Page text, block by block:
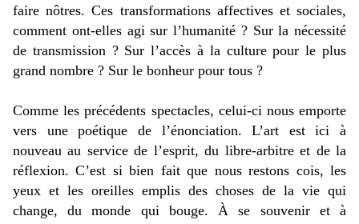
faire nôtres. Ces transformations affectives et sociales,
comment ont-elles agi sur l’humanité ? Sur la nécessité
de transmission ? Sur l’accès à la culture pour le plus
grand nombre ? Sur le bonheur pour tous ?
Comme les précédents spectacles, celui-ci nous emporte
vers une poétique de l’énonciation. L’art est ici à
nouveau au service de l’esprit, du libre-arbitre et de la
réflexion. C’est si bien fait que nous restons cois, les
yeux et les oreilles emplis des choses de la vie qui
change, du monde qui bouge. À se souvenir et à